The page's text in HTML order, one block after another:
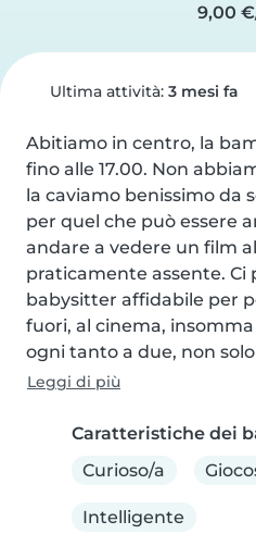
9,00
Ultima attività: 3 mesi fa
Abitiamo in centro, la
fino alle 17.00. Non
la caviamo benissimo da
per quel che può essere
andare a vedere un film
praticamente assente. Ci
babysitter affidabile per
fuori, al cinema,
ogni tanto a due, non solo
Leggi di più
Caratteristiche dei
Curioso/a
Intelligente